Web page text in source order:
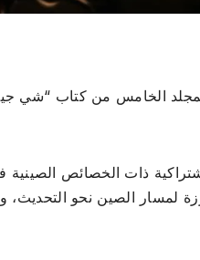
المجلد الخامس من كتاب “شي
ذات الخصائص الصينية
لمسار الصين نحو التحديث،